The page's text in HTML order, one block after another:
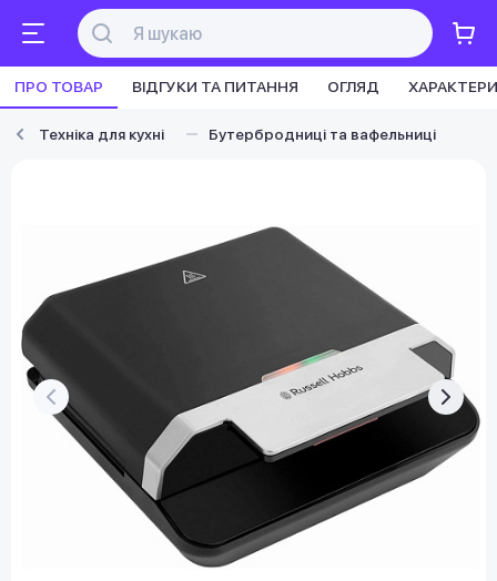
ПРО ТОВАР ВІДГУКИ ТА ПИТАННЯ ОГЛЯД
Техніка для кухні Бутербродниці та вафельниці